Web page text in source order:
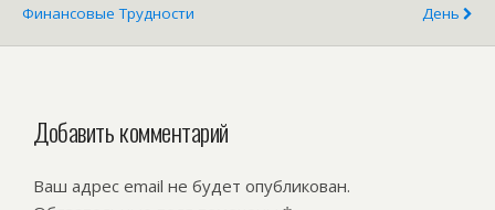
Финансовые Трудности
День
Добавить комментарий
Ваш адрес email не будет опубликован.